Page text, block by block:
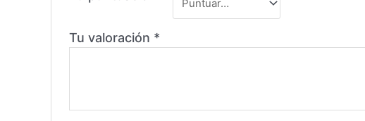
Tu valoración *